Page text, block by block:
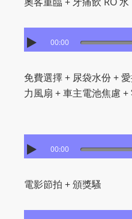
00:00
免費選擇 + 尿袋水份 +
力風扇 + 車主電池焦慮
00:00
電影節拍 + 頒獎騷